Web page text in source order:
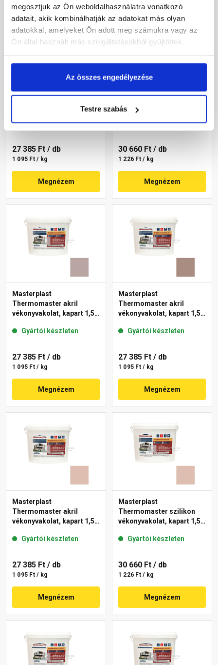
megosztjuk az Ön weboldalhasználatra vonatkozó
adatait, akik kombinálhatják az adatokat más olyan
adatokkal, amelyeket Ön adott meg számukra vagy az
Ön által használt más szolgáltatásokból gyűjtöttek.
Az összes engedélyezése
Testre szabás
Thermomaster akril
vékonyvakolat, kapart 2
Gyártói készleten
27 385 Ft / db
1 095 Ft / kg
Megnézem
Thermomaster szilikon
vékonyvakolat,
gördülőszemcsés 2 mm
14-C 25 kg
Gyártói készleten
30 660 Ft / db
1 226 Ft / kg
Megnézem
Masterplast
Thermomaster akril
vékonyvakolat, kapart 1,5
Gyártói készleten
27 385 Ft / db
1 095 Ft / kg
Megnézem
Masterplast
Thermomaster akril
vékonyvakolat, kapart 1,5
Gyártói készleten
27 385 Ft / db
1 095 Ft / kg
Megnézem
Masterplast
Thermomaster akril
vékonyvakolat, kapart 1,5
Gyártói készleten
27 385 Ft / db
1 095 Ft / kg
Megnézem
Masterplast
Thermomaster szilikon
vékonyvakolat, kapart 1,5
Gyártói készleten
30 660 Ft / db
1 226 Ft / kg
Megnézem